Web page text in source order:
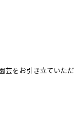
芸をお引き立ていただ